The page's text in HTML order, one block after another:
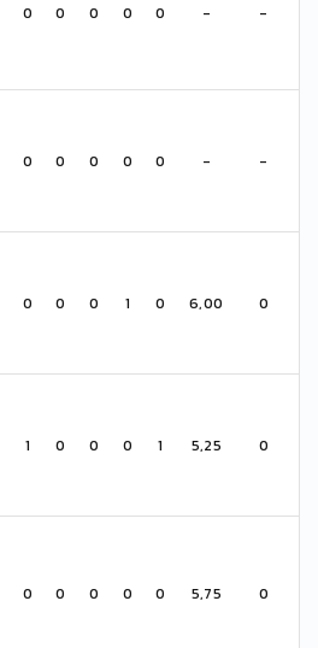
0 0 0 0 0 - -
0 0 0 0 0 - -
0 0 0 1 0 6,00 0
1 0 0 0 1 5,25 0
0 0 0 0 0 5,75 0